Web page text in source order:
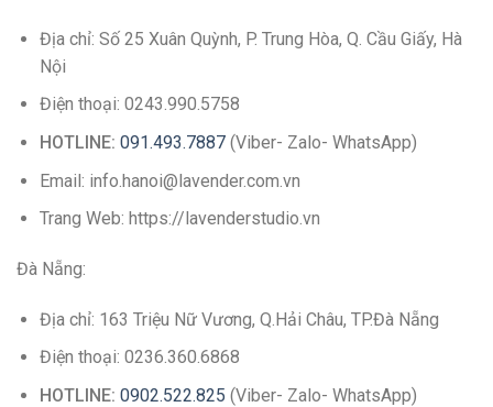
Địa chỉ: Số 25 Xuân Quỳnh, P. Trung Hòa, Q. Cầu Giấy, Hà
Nội
Điện thoại: 0243.990.5758
HOTLINE: 091.493.7887(Viber- Zalo- WhatsApp)
Email: info.hanoi@lavender.com.vn
Trang Web: https://lavenderstudio.vn
Đà Nẵng:
Địa chỉ: 163 Triệu Nữ Vương, Q.Hải Châu, TP.Đà Nẵng
Điện thoại: 0236.360.6868
HOTLINE: 0902.522.825 (Viber- Zalo- WhatsApp)